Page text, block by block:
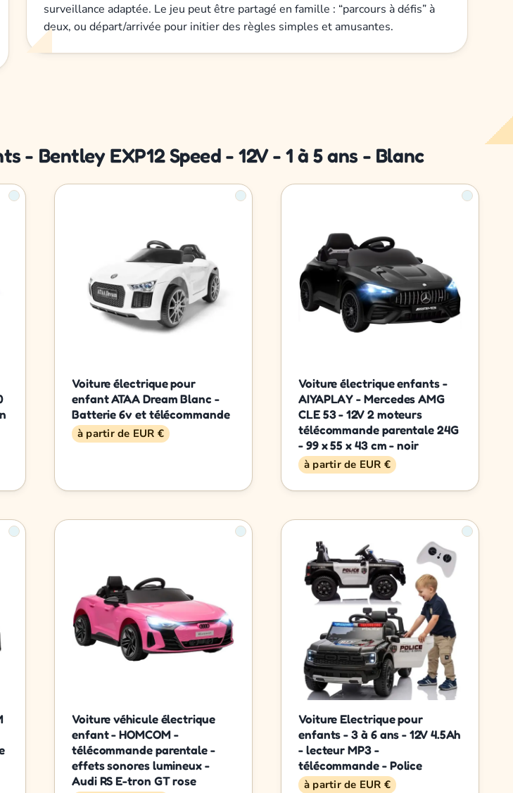
surveillance adaptée. Le jeu peut être partagé en famille : “parcours à défis” à
deux, ou départ/arrivée pour initier des règles simples et amusantes.
- Bentley EXP12 Speed - 12V - 1 à 5 ans - Blanc
Voiture électrique pour
enfant ATAA Dream Blanc -
Batterie 6v et télécommande
à partir de EUR €
Voiture électrique enfants -
AIYAPLAY - Mercedes AMG
CLE 53 - 12V 2 moteurs
télécommande parentale 24G
- 99 x 55 x 43 cm - noir
à partir de EUR €
Voiture véhicule électrique
enfant - HOMCOM -
télécommande parentale -
effets sonores lumineux -
Audi RS E-tron GT rose
Voiture Electrique pour
enfants - 3 à 6 ans - 12V 4.5Ah
- lecteur MP3 -
télécommande - Police
à partir de EUR €